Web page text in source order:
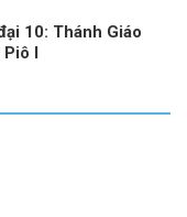
10: Thánh Giáo
Piô I